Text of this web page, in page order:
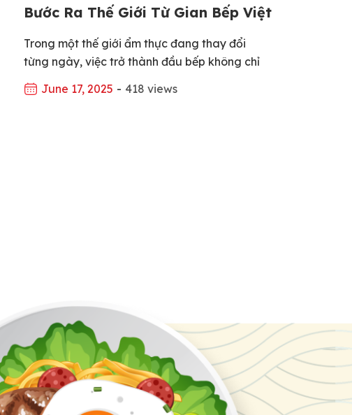
Bước Ra Thế Giới Từ Gian Bếp Việt
Trong một thế giới ẩm thực đang thay đổi
từng ngày, việc trở thành đầu bếp không chỉ
dừng lại ở tay nghề giỏi trong nước, mà còn là
hành trình vươn ra toàn cầu, học hỏi tại các
June 17, 2025 - 418 views